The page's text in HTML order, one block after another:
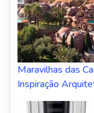
Maravilhas das
Inspiração